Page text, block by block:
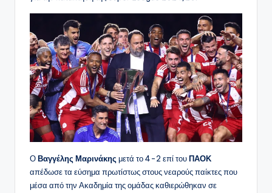
ΟΒαγγέλης Μαρινάκης μετά το 4-2 επί τουΠΑΟΚ
απέδωσε τα εύσημα πρωτίστως στους νεαρούς παίκτες που
μέσα από την Ακαδημία της ομάδας καθιερώθηκαν σε